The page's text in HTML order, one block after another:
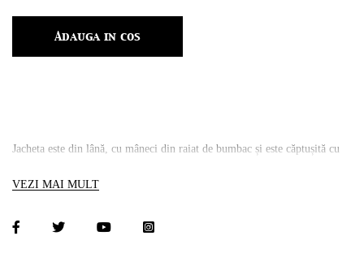
Adauga in cos
Jacheta este din lână, cu mâneci din raiat de bumbac și este căptușită cu
purtați, să o simțiți și apoi să hotărâți dacă vă doriți să vă fie parte din
VEZI MAI MULT